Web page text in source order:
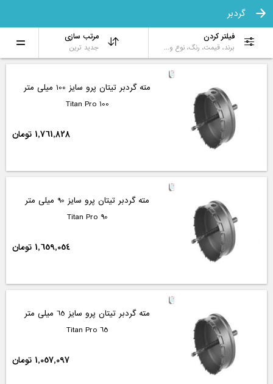
گردبر
فیلتر کردن
برند، قیمت، رنگ، نوع و...
مرتب سازی
جدید ترین
مته گردبر تیتان پرو سایز 100 میلی متر
Titan Pro 100
1,761,828 تومان
مته گردبر تیتان پرو سایز 90 میلی متر
Titan Pro 90
1,659,054 تومان
مته گردبر تیتان پرو سایز 65 میلی متر
Titan Pro 65
1,057,097 تومان